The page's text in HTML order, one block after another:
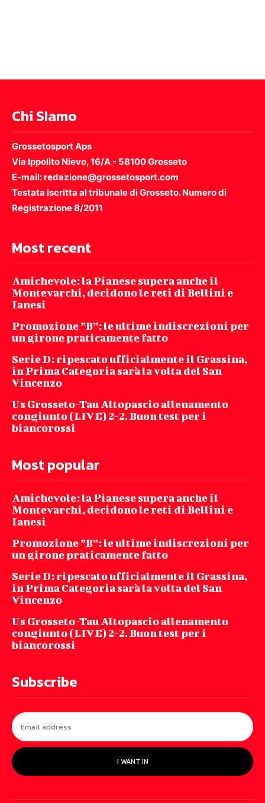
Chi SIamo
Grossetosport Aps
Via Ippolito Nievo, 16/A - 58100 Grosseto
E-mail: redazione@grossetosport.com
Testata iscritta al tribunale di Grosseto. Numero di
Registrazione 8/2011
Most recent
Amichevole: la Pianese supera anche il
Montevarchi, decidono le reti di Bellini e
Ianesi
Promozione ”B”: le ultime indiscrezioni per
un girone praticamente fatto
Serie D: ripescato ufficialmente il Grassina,
in Prima Categoria sarà la volta del San
Vincenzo
Us Grosseto-Tau Altopascio allenamento
congiunto (LIVE) 2-2. Buon test per i
biancorossi
Most popular
Amichevole: la Pianese supera anche il
Montevarchi, decidono le reti di Bellini e
Ianesi
Promozione ”B”: le ultime indiscrezioni per
un girone praticamente fatto
Serie D: ripescato ufficialmente il Grassina,
in Prima Categoria sarà la volta del San
Vincenzo
Us Grosseto-Tau Altopascio allenamento
congiunto (LIVE) 2-2. Buon test per i
biancorossi
Subscribe
I WANT IN